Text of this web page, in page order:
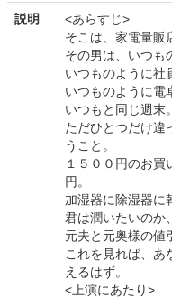
説明
<あらすじ>
そこは、家電量販
その男は、いつも
いつものように社
いつものように電
いつもと同じ週末。
ただひとつだけ違
うこと。
１５００円のお買
円。
加湿器に除湿器に
君は潤いたいのか
元夫と元奥様の値
これを見れば、あ
えるはず。
<上演にあたり>